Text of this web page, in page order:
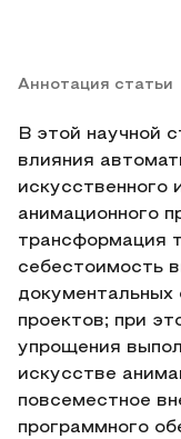
Аннотация статьи
В этой научной
влияния
искусственного
анимационного
трансформация
себестоимость
документальных
проектов; при
упрощения
искусстве
повсеместное
программного